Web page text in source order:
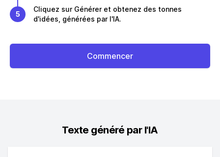
5
Cliquez sur Générer et obtenez des tonnes
d'idées, générées par l'IA.
Commencer
Texte généré par l'IA